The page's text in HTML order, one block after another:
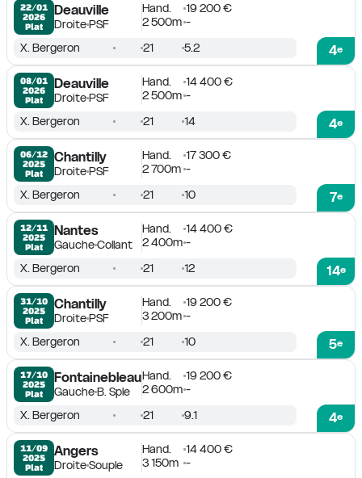
22/01
2026
Plat
Deauville
DroitePSF
Hand.
19 200 €
2 500m -
4e
X. Bergeron 21 5.2
08/01
2026
Plat
Deauville
DroitePSF
Hand.
14 400 €
2 500m -
4e
X. Bergeron 21 14
06/12
2025
Plat
Chantilly
DroitePSF
Hand.
17 300 €
2 700m -
7e
X. Bergeron 21 10
12/11
2025
Plat
Nantes
GaucheCollant
Hand.
14 400 €
2 400m -
14e
X. Bergeron 21 12
31/10
2025
Plat
Chantilly
DroitePSF
Hand.
19 200 €
3 200m -
5e
X. Bergeron 21 10
17/10
2025
Plat
Fontainebleau
GaucheB. Sple
Hand.
19 200 €
2 600m -
4e
X. Bergeron 21 9.1
11/09
2025
Plat
Angers
DroiteSouple
Hand.
14 400 €
3 150m -